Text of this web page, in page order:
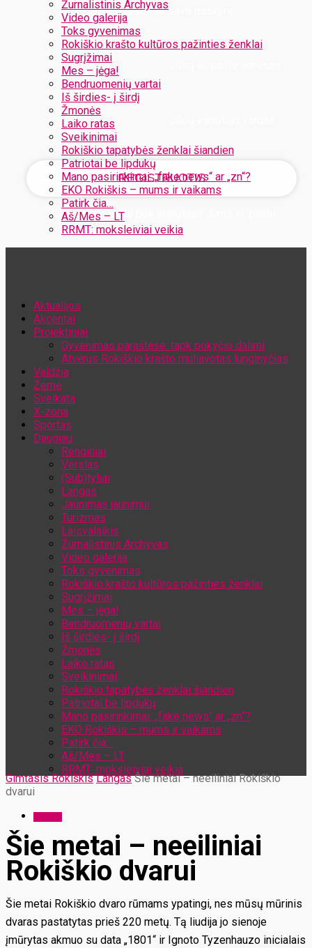
Žurnalistinis Archyvas
Video galerija
Toks gyvenimas
Rokiškio krašto kultūros pažinties ženklai
Sugrįžimai
Mes – jėga!
Bendruomenių vartai
Iš širdies- į širdį
Žmonės
Laiko ratas
Sveikinimai
Rokiškio tapatybės ženklai šiandien
Patriotai be lipdukų
Mano pasirinkimai: „fake news“ ar „zn“?
EKO Rokiškis – mums ir vaikams
Patirk čia…
Aš/Mes – LT
RRMT: moksleiviai veikia
Užregistruokite savo paskyrą
Jūsų slaptažodis bus atsiųstas Jums el. paštu
Aktualijos
Akcentai
Projektiniai
Gyvenimas paraštėse: tapk pokyčio dalimi
Atvėrus Rokiškio krašto muliavotas lunginyčias
Valdžia
Žemė
Sveikata
X-zona
Sportas
Daugiau
Renginiai
Verslas
(Sub)tyliai
Langas
Jaunimas jaunimui
Turizmas
Laisvalaikis
Žurnalistinis Archyvas
Video galerija
Toks gyvenimas
Rokiškio krašto kultūros pažinties ženklai
Sugrįžimai
Mes – jėga!
Bendruomenių vartai
Iš širdies- į širdį
Žmonės
Laiko ratas
Sveikinimai
Rokiškio tapatybės ženklai šiandien
Patriotai be lipdukų
Mano pasirinkimai: „fake news“ ar „zn“?
EKO Rokiškis – mums ir vaikams
Patirk čia…
Aš/Mes – LT
RRMT: moksleiviai veikia
Gimtasis Rokiškis Langas Šie metai – neeiliniai Rokiškio
dvarui
Šie metai – neeiliniai
Rokiškio dvarui
Šie metai Rokiškio dvaro rūmams ypatingi, nes mūsų mūrinis
dvaras pastatytas prieš 220 metų. Tą liudija jo sienoje
įmūrytas akmuo su data „1801“ ir Ignoto Tyzenhauzo inicialais